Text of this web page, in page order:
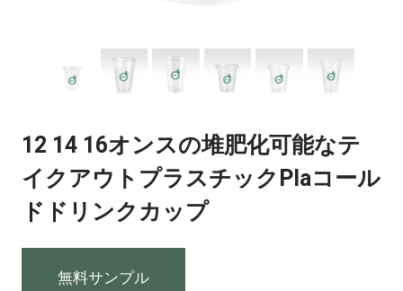
12 14 16オンスの堆肥化可能なテ
イクアウトプラスチックPlaコール
ドドリンクカップ
無料サンプル